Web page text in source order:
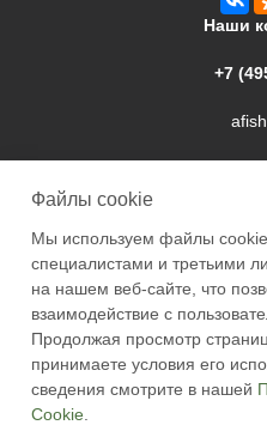
Наши
+7
2026 © Academyfishing -
Москве
Файлы cookie
Мы используем файлы
специалистами и третьими
на нашем веб-сайте, что
взаимодействие с
Продолжая просмотр
принимаете условия его
сведения смотрите в нашей
Cookie